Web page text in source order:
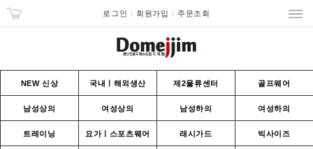
로그인 회원가입 주문조회
NEW 신상 국내ㅣ해외생산 제2물류센터 골프웨어
남성상의 여성상의 남성하의 여성하의
트레이닝 요가ㅣ스포츠웨어 래시가드 빅사이즈